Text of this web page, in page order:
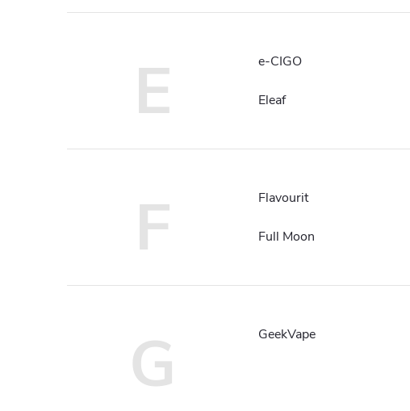
E e-CIGO
Eleaf
F Flavourit
Full Moon
G GeekVape